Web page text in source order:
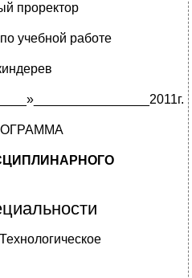
проректор
учебной работе